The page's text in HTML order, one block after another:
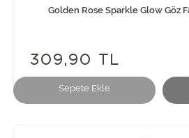
Sepete Ekle
Golden Rose Sparkle Glow Göz
309,90 TL